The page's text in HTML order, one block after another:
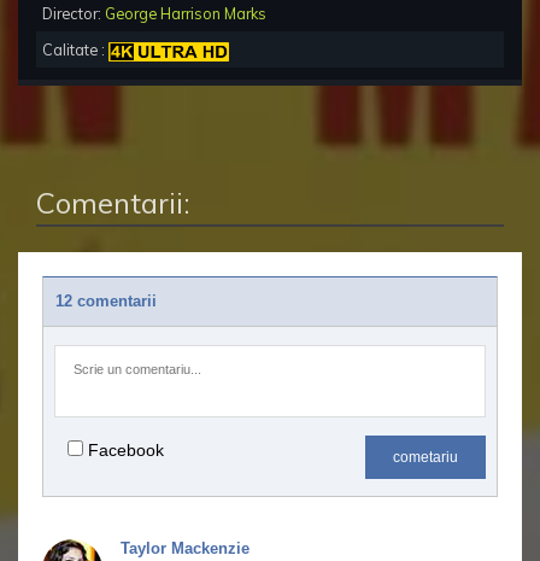
Director: George Harrison Marks
Calitate :
Comentarii:
12 comentarii
Facebook cometariu
Taylor Mackenzie